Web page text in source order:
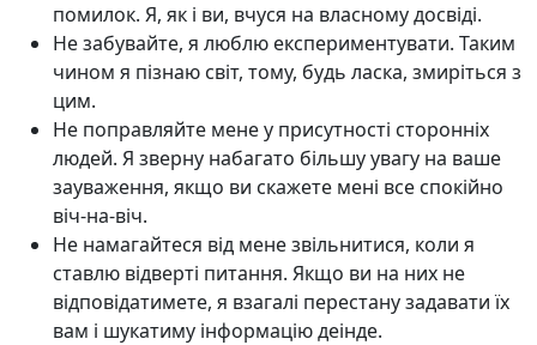
помилок. Я, як і ви, вчуся на власному досвіді.
Не забувайте, я люблю експериментувати. Таким
чином я пізнаю світ, тому, будь ласка, змиріться з
цим.
Не поправляйте мене у присутності сторонніх
людей. Я зверну набагато більшу увагу на ваше
зауваження, якщо ви скажете мені все спокійно
віч-на-віч.
Не намагайтеся від мене звільнитися, коли я
ставлю відверті питання. Якщо ви на них не
відповідатимете, я взагалі перестану задавати їх
вам і шукатиму інформацію деінде.